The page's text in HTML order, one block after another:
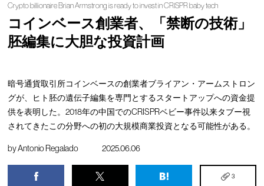
Crypto billionaire Brian Armstrong is ready to invest in CRISPR baby tech
コインベース創業者、「禁断の技術」
胚編集に大胆な投資計画
暗号通貨取引所コインベースの創業者ブライアン・アームストロン
グが、ヒト胚の遺伝子編集を専門とするスタートアップへの資金提
供を表明した。2018年の中国でのCRISPRベビー事件以来タブー視
されてきたこの分野への初の大規模商業投資となる可能性がある。
byAntonio Regalado 2025.06.06
3